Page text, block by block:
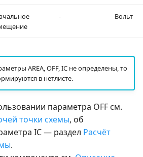
- Вольт
AREA, OFF, IC не определены, то
в нетлисте.
параметра OFF см.
точки схемы, об
IC — раздел Расчёт
.